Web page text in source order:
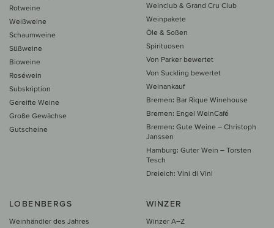
Rotweine
Weißweine
Schaumweine
Süßweine
Bioweine
Roséwein
Subskription
Gereifte Weine
Große Gewächse
Gutscheine
Weinclub & Grand Cru Club
Weinpakete
Öle & Soßen
Spirituosen
Von Parker bewertet
Von Suckling bewertet
Weinankauf
Bremen: Bar Rique Winehouse
Bremen: Engel WeinCafé
Bremen: Gute Weine – Christoph
Janssen
Hamburg: Guter Wein – Torsten
Tesch
Dreieich: Vini di Vini
LOBENBERGS
Weinhändler des Jahres
WINZER
Winzer A–Z